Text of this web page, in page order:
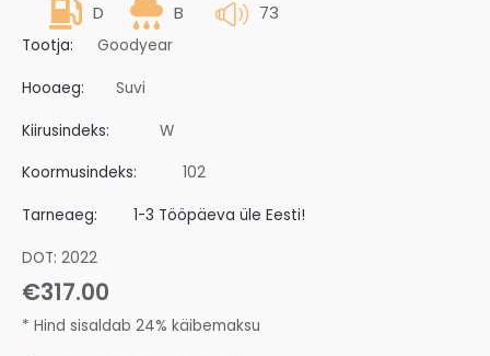
D B 73
Tootja: Goodyear
Hooaeg: Suvi
Kiirusindeks: W
Koormusindeks: 102
Tarneaeg: 1-3 Tööpäeva üle Eesti!
DOT: 2022
€317.00
* Hind sisaldab 24% käibemaksu